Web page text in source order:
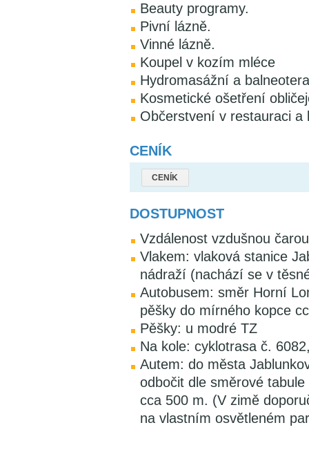
Beauty programy.
Pivní lázně.
Vinné lázně.
Koupel v kozím mléce
Hydromasážní a
Kosmetické ošetření
Občerstvení v restauraci
CENÍK
CENÍK
DOSTUPNOST
Vzdálenost vzdušnou
Vlakem: vlaková stanice
nádraží (nachází se v
Autobusem: směr Horní
pěšky do mírného kopce
Pěšky: u modré TZ
Na kole: cyklotrasa č.
Autem: do města
odbočit dle směrové
cca 500 m. (V zimě
na vlastním osvětleném